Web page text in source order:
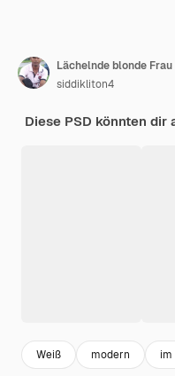
Lächelnde blonde
siddikliton4
Diese PSD könnten dir
Weiß modern im